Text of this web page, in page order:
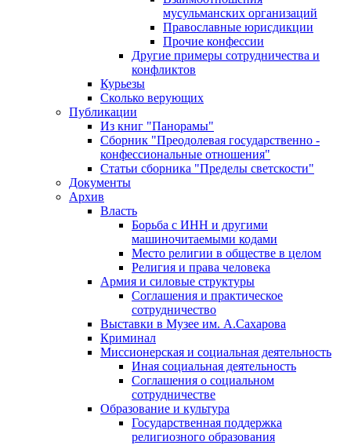
мусульманских организаций
Православные юрисдикции
Прочие конфессии
Другие примеры сотрудничества и
конфликтов
Курьезы
Сколько верующих
Публикации
Из книг "Панорамы"
Сборник "Преодолевая государственно -
конфессиональные отношения"
Статьи сборника "Пределы светскости"
Документы
Архив
Власть
Борьба с ИНН и другими
машиночитаемыми кодами
Место религии в обществе в целом
Религия и права человека
Армия и силовые структуры
Соглашения и практическое
сотрудничество
Выставки в Музее им. А.Сахарова
Криминал
Миссионерская и социальная деятельность
Иная социальная деятельность
Соглашения о социальном
сотрудничестве
Образование и культура
Государственная поддержка
религиозного образования